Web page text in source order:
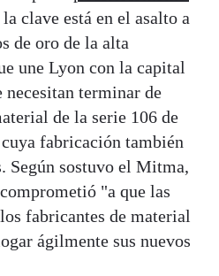
la clave está en el asalto a
de oro de la alta
une Lyon con la capital
necesitan terminar de
de la serie 106 de
fabricación también
Según sostuvo el Mitma,
"a que las
fabricantes de material
ágilmente sus nuevos